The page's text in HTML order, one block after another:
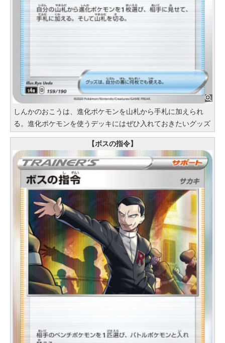
しんかのおこうは、進化ポケモンを山札から手札に加えられ
る。進化ポケモンを使うデッキにはぜひ入れておきたいグッズ
【ボスの指令】